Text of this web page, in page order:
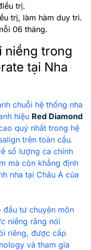
trị.
trị, làm hàm duy trì.
06 tháng.
niềng trong
tại Nha
chuỗi hệ thống nha
hiệu Red Diamond
quý nhất trong hệ
trên toàn cầu.
số lượng ca chỉnh
mà còn khẳng định
nha tại Châu Á của
đầu tư chuyên môn
niềng răng nói
riêng, được cấp
và tham gia